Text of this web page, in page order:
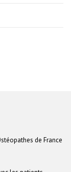
de France